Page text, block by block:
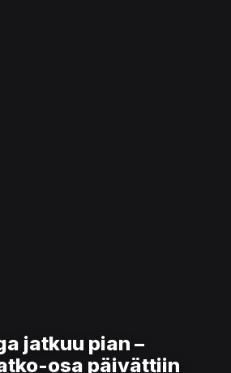
jatkuu pian –
osa päivättiin